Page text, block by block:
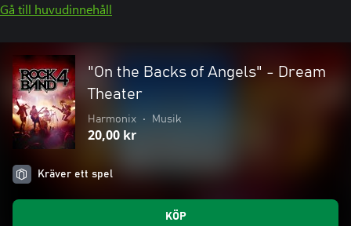
Gå till huvudinnehåll
"On the Backs of Angels" - Dream
Theater
Harmonix • Musik
20,00 kr
Kräver ett spel
KÖP